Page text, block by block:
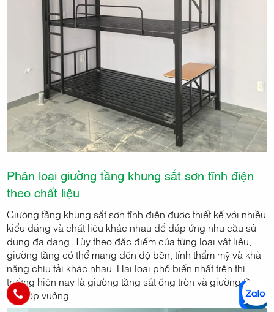
Phân loại giường tầng khung sắt sơn tĩnh điện
theo chất liệu
Giường tầng khung sắt sơn tĩnh điện được thiết kế với nhiều
kiểu dáng và chất liệu khác nhau để đáp ứng nhu cầu sử
dụng đa dạng. Tùy theo đặc điểm của từng loại vật liệu,
giường tầng có thể mang đến độ bền, tính thẩm mỹ và khả
năng chịu tải khác nhau. Hai loại phổ biến nhất trên thị
trường hiện nay là giường tầng sắt ống tròn và giường tầng
sắt hộp vuông.